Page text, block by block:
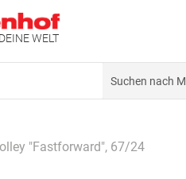
WELT
"Fastforward", 67/24